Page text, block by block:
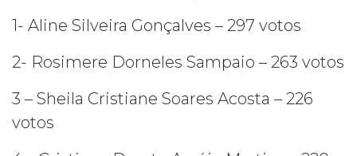
1- Aline Silveira Gonçalves – 297 votos
2- Rosimere Dorneles Sampaio – 263 votos
3 – Sheila Cristiane Soares Acosta – 226
votos